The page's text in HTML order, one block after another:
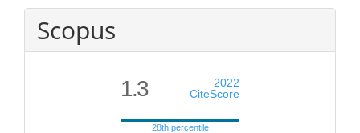
Scopus
1.3
2022
CiteScore
28th percentile